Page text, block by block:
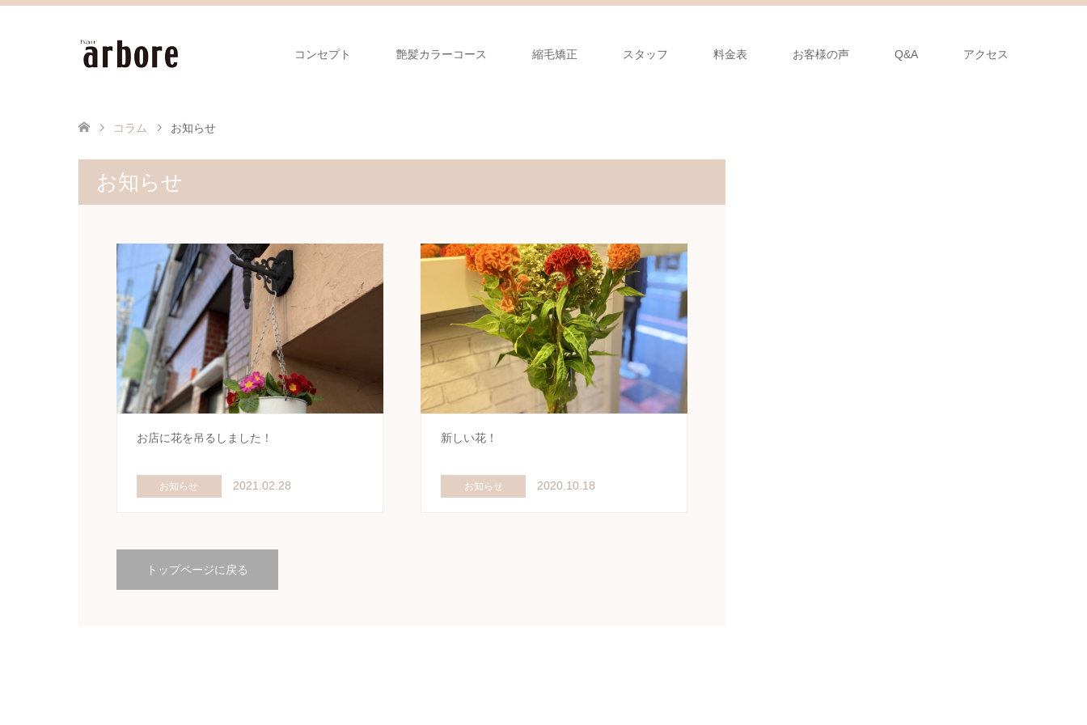
コンセプト 艶髪カラーコース 縮毛矯正 スタッフ 料金表 お客様の声 Q&A アクセス
コラム お知らせ
お知らせ
お店に花を吊るしました！
お知らせ 2021.02.28
新しい花！
お知らせ 2020.10.18
トップページに戻る